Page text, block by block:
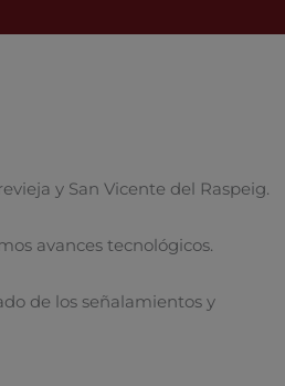
y San Vicente del Raspeig.
avances tecnológicos.
de los señalamientos y